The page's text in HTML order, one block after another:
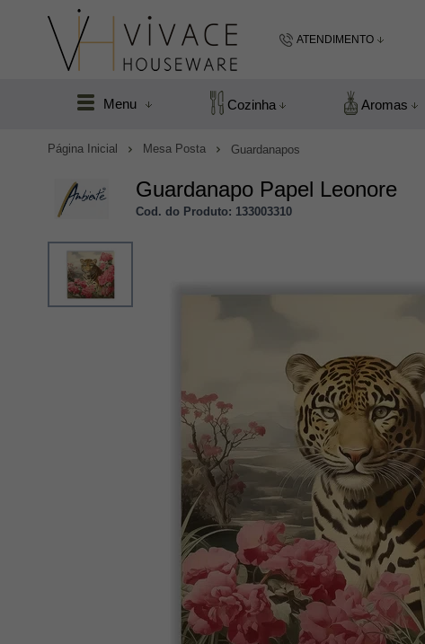
ATENDIMENTO
(48)
Menu Cozinha Aromas
Página Inicial Mesa Posta Guardanapos
Guardanapo Papel Leonore
Cod. do Produto: 133003310